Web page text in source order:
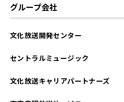
グループ会社
文化放送開発センター
セントラルミュージック
文化放送キャリアパートナーズ